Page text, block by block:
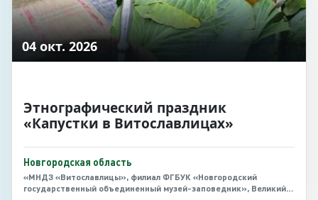
04 окт. 2026
Этнографический праздник
«Капустки в Витославлицах»
Новгородская область
«МНДЗ «Витославлицы», филиал ФГБУК «Новгородский
государственный объединенный музей-заповедник», Великий